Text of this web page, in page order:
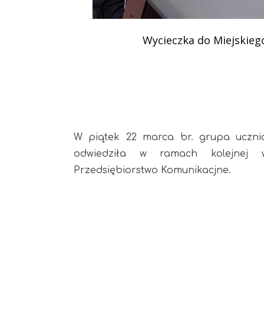
Wycieczka do
W piątek 22 marca br. grupa
odwiedziła w ramach kolejnej
Przedsiębiorstwo Komunikacjne.